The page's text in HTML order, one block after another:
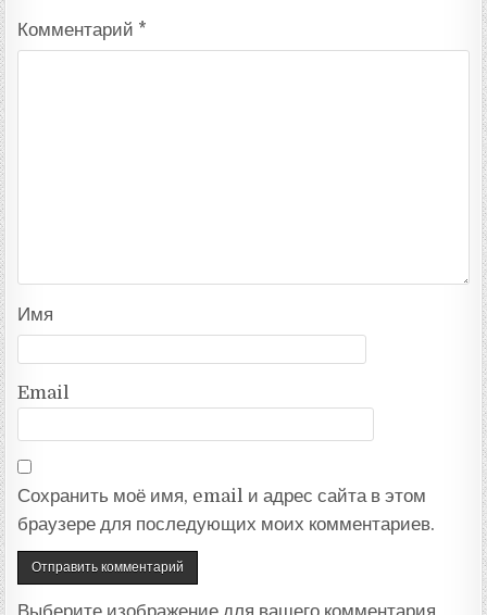
Комментарий *
Имя
Email
Сохранить моё имя, email и адрес сайта в этом
браузере для последующих моих комментариев.